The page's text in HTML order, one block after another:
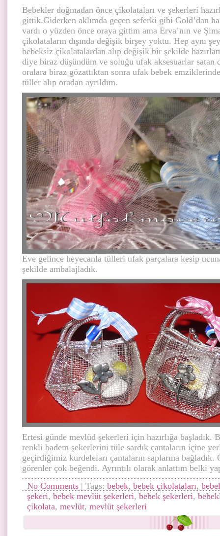
Bebekler doğmadan önce çikolataları ve şekerleri
gittik.Giderken aklımda geçen seferki gibi Gold’dan
vardı o yüzden önce oraya gittim ama Erva’nın ve
çikolataların dışında değişik birşey yoktu. Hep aynı
bebeksiz çikolatalardan alıp değişik bir şekilde
diye biraz düşündüm ve soluğu ufak aksesuarlar satan
oralara biraz gözattıktan sonra ufak bebek
tüller alıp oradan ayrıldım.
Eve gelince heyecanla tülleri ufak parçalara kesip
şekilde ambalajladık.
Ertesi günde mevlüd şekerleri için hazırlığa başladık.
renkli badem şekerlerini tüle sardık çantaların içine
geçirdiğimiz kurdeleları çantaların saplarına
görenler çok beğendi. Ayrıntılı olarak anlattım belki
No Comments | Tags: bebek, bebek çikolataları,
şekeri, bebek mevlüt şekerleri, bebek şekerleri,
çikolata, mevlüt, mevlüt şekerleri